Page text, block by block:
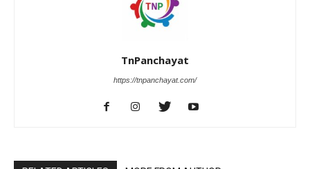
TnPanchayat
https://tnpanchayat.com/